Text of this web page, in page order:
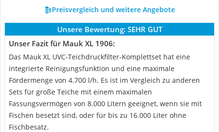
Preisvergleich und weitere Angebote
Unsere Bewertung: SEHR GUT
Unser Fazit für Mauk XL 1906:
Das Mauk XL UVC-Teichdruckfilter-Komplettset hat eine
integrierte Reinigungsfunktion und eine maximale
Fördermenge von 4.700 l/h. Es ist im Vergleich zu anderen
Sets für große Teiche mit einem maximalen
Fassungsvermögen von 8.000 Litern geeignet, wenn sie mit
Fischen besetzt sind, oder für bis zu 16.000 Liter ohne
Fischbesatz.